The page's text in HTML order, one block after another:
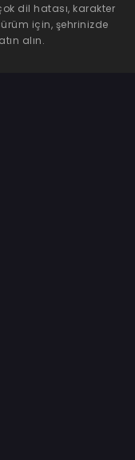
dil hatası, karakter
için, şehrinizde
alın.